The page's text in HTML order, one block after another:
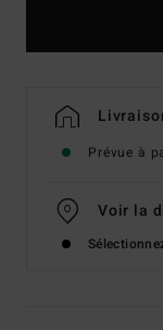
Prévue à
Voir la